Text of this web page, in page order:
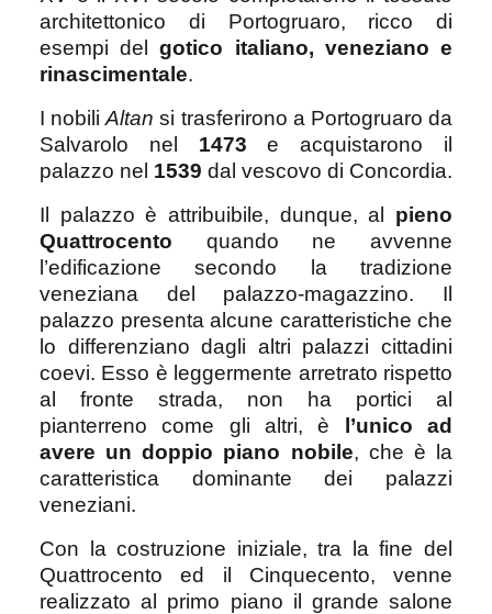
architettonico di Portogruaro, ricco di
esempi delgotico italiano, veneziano e
rinascimentale.
I nobiliAltan si trasferirono a Portogruaro da
Salvarolo nel 1473 e acquistarono il
palazzo nel 1539 dal vescovo di Concordia.
Il palazzo è attribuibile, dunque, al pieno
Quattrocento quando ne avvenne
l’edificazione secondo la tradizione
veneziana del palazzo-magazzino. Il
palazzo presenta alcune caratteristiche che
lo differenziano dagli altri palazzi cittadini
coevi. Esso è leggermente arretrato rispetto
al fronte strada, non ha portici al
pianterreno come gli altri, è l’unico ad
avere un doppio piano nobile, che è la
caratteristica dominante dei palazzi
veneziani.
Con la costruzione iniziale, tra la fine del
Quattrocento ed il Cinquecento, venne
realizzato al primo piano il grande salone